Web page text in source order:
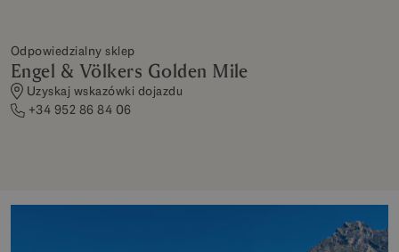
Odpowiedzialny sklep
Engel & Völkers Golden Mile
Uzyskaj wskazówki dojazdu
+34 952 86 84 06